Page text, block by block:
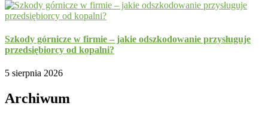
Szkody górnicze w firmie – jakie odszkodowanie przysługuje
przedsiębiorcy od kopalni?
5 sierpnia 2026
Archiwum